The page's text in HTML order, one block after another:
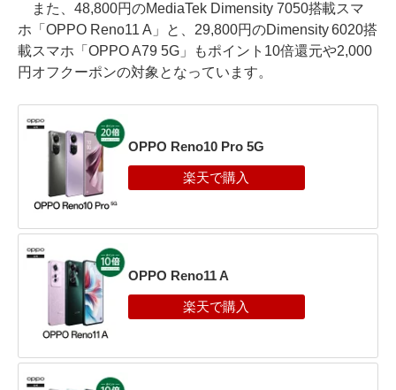
また、48,800円のMediaTek Dimensity 7050搭載スマ
ホ「OPPO Reno11 A」と、29,800円のDimensity 6020搭
載スマホ「OPPO A79 5G」もポイント10倍還元や2,000
円オフクーポンの対象となっています。
OPPO Reno10 Pro 5G
OPPO Reno11 A